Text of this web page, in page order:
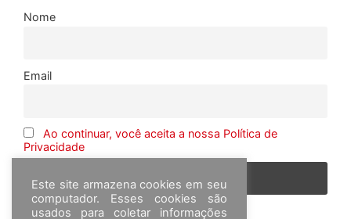
Nome
Email
Ao continuar, você aceita a nossa Política de
Privacidade
Este site armazena cookies em seu
computador. Esses cookies são
usados para coletar informações